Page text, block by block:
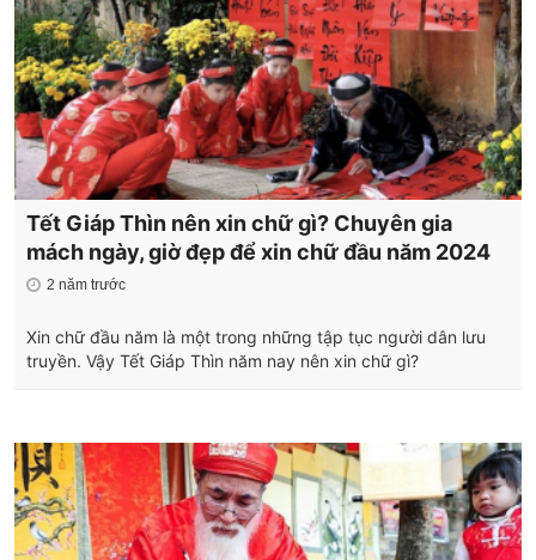
Tết Giáp Thìn nên xin chữ gì? Chuyên gia
mách ngày, giờ đẹp để xin chữ đầu năm 2024
2 năm trước
Xin chữ đầu năm là một trong những tập tục người dân lưu
truyền. Vậy Tết Giáp Thìn năm nay nên xin chữ gì?